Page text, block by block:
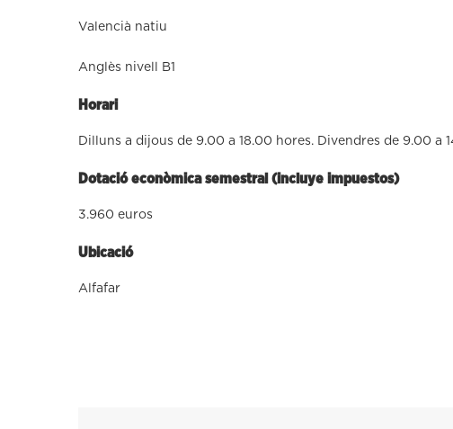
Valencià natiu
Anglès nivell B1
Horari
Dilluns a dijous de 9.00 a 18.00 hores. Divendres de 9.00 a
Dotació econòmica semestral (incluye impuestos)
3.960 euros
Ubicació
Alfafar